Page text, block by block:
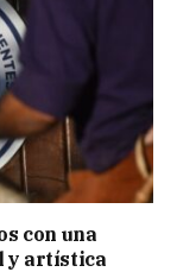
con una
y artística